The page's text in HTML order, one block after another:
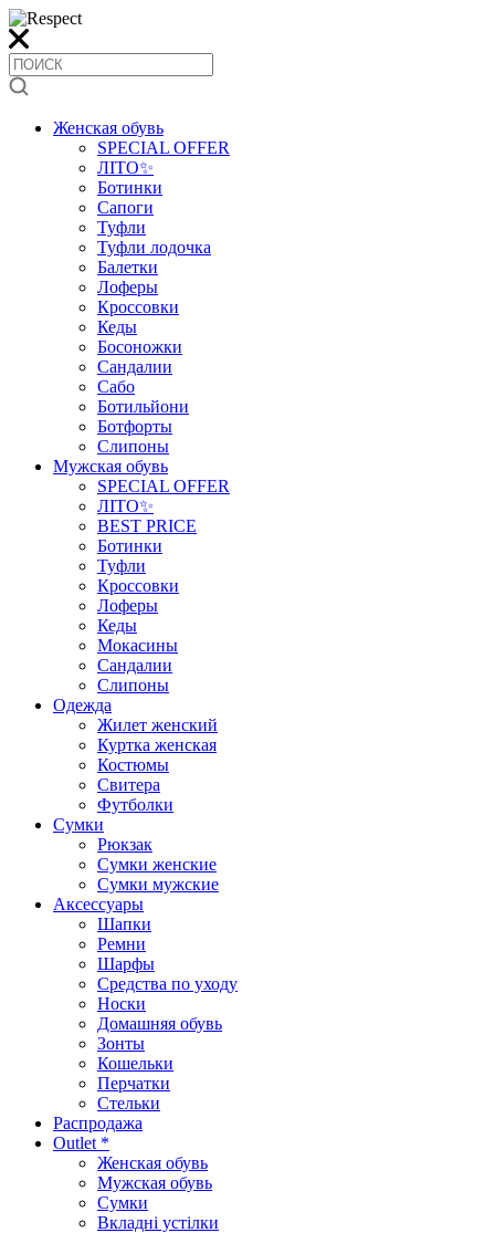
Женская обувь
SPECIAL OFFER
ЛІТО✨
Ботинки
Сапоги
Туфли
Туфли лодочка
Балетки
Лоферы
Кроссовки
Кеды
Босоножки
Сандалии
Сабо
Ботильйони
Ботфорты
Слипоны
Мужская обувь
SPECIAL OFFER
ЛІТО✨
BEST PRICE
Ботинки
Туфли
Кроссовки
Лоферы
Кеды
Мокасины
Сандалии
Слипоны
Одежда
Жилет женский
Куртка женская
Костюмы
Свитера
Футболки
Сумки
Рюкзак
Сумки женские
Сумки мужские
Аксеcсуары
Шапки
Ремни
Шарфы
Средства по уходу
Носки
Домашняя обувь
Зонты
Кошельки
Перчатки
Стельки
Распродажа
Outlet *
Женская обувь
Мужская обувь
Сумки
Вкладні устілки